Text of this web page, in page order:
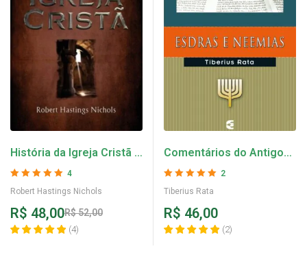
História da Igreja Cristã –
Robert Hastings Nichols
4
Robert Hastings Nichols
R$52,00
R$ 48,00
(4)
Comentários do Antigo
Testamento: Esdras e
Neemias – Tiberius Rata
2
Tiberius Rata
R$ 46,00
(2)